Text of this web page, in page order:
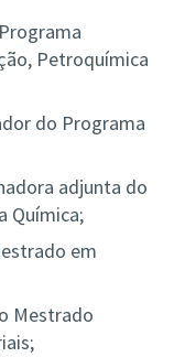
Petroquímica
do Programa
adjunta do
Química;
em
Mestrado